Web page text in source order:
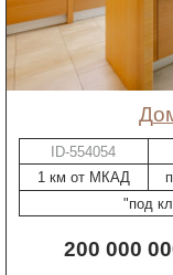
ID-554054
1 км от МКАД
"под
200 000